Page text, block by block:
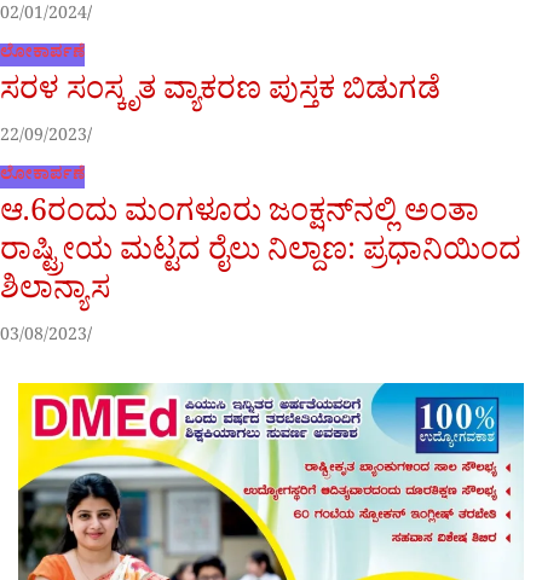
02/01/2024
ಲೋಕಾರ್ಪಣೆ
ಸರಳ ಸಂಸ್ಕೃತ ವ್ಯಾಕರಣ ಪುಸ್ತಕ ಬಿಡುಗಡೆ
22/09/2023
ಲೋಕಾರ್ಪಣೆ
ಆ.6ರಂದು ಮಂಗಳೂರು ಜಂಕ್ಷನ್‌ನಲ್ಲಿ ಅಂತಾ
ರಾಷ್ಟ್ರೀಯ ಮಟ್ಟದ ರೈಲು ನಿಲ್ದಾಣ: ಪ್ರಧಾನಿಯಿಂದ
ಶಿಲಾನ್ಯಾಸ
03/08/2023